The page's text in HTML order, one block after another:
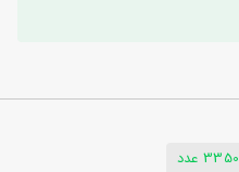
3350 عدد